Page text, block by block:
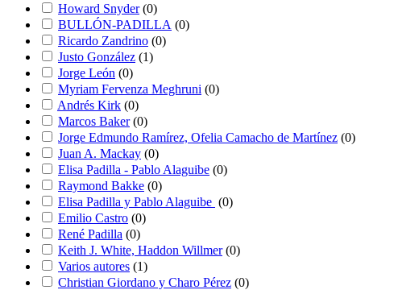
Howard Snyder (0)
BULLÓN-PADILLA (0)
Ricardo Zandrino (0)
Justo González (1)
Jorge León (0)
Myriam Fervenza Meghruni (0)
Andrés Kirk (0)
Marcos Baker (0)
Jorge Edmundo Ramírez, Ofelia Camacho de Martínez (0)
Juan A. Mackay (0)
Elisa Padilla - Pablo Alaguibe (0)
Raymond Bakke (0)
Elisa Padilla y Pablo Alaguibe (0)
Emilio Castro (0)
René Padilla (0)
Keith J. White, Haddon Willmer (0)
Varios autores (1)
Christian Giordano y Charo Pérez (0)